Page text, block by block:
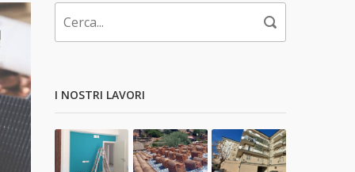
I NOSTRI LAVORI